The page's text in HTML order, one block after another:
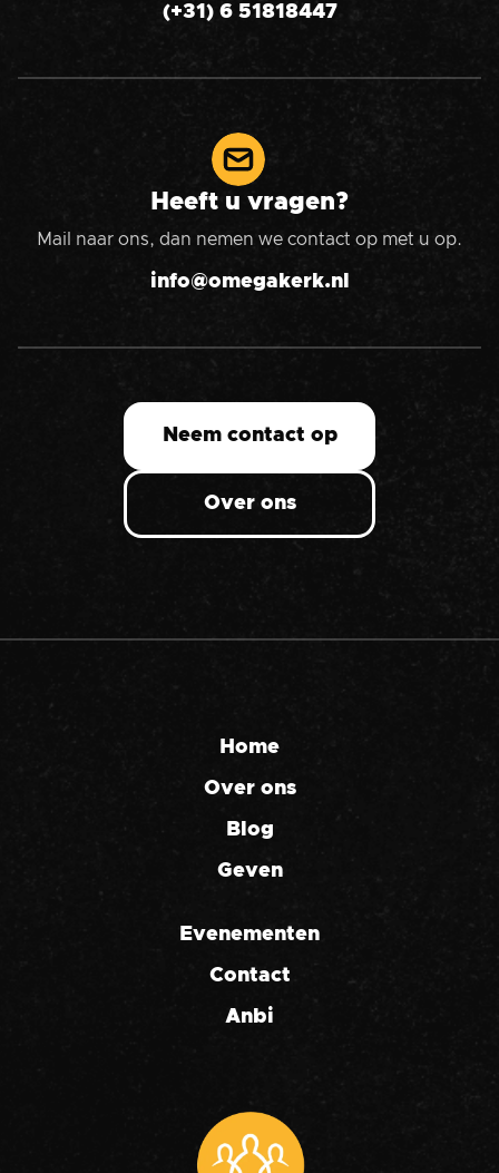
(+31) 6 51818447
Heeft u vragen?
Mail naar ons, dan nemen we contact op met u op.
info@omegakerk.nl
Neem contact op
Over ons
Home
Over ons
Blog
Geven
Evenementen
Contact
Anbi